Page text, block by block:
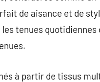
de aisance et de
tenues
à partir de tissus